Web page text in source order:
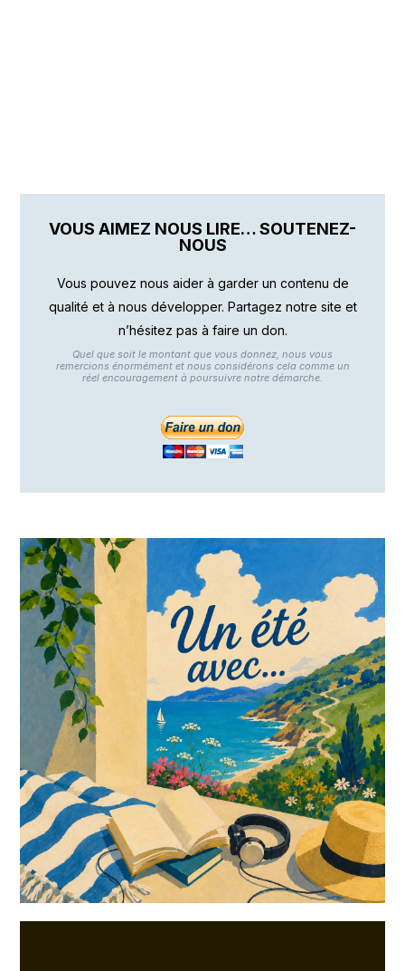
VOUS AIMEZ NOUS LIRE… SOUTENEZ-
NOUS
Vous pouvez nous aider à garder un contenu de
qualité et à nous développer. Partagez notre site et
n’hésitez pas à faire un don.
Quel que soit le montant que vous donnez, nous vous
remercions énormément et nous considérons cela comme un
réel encouragement à poursuivre notre démarche.